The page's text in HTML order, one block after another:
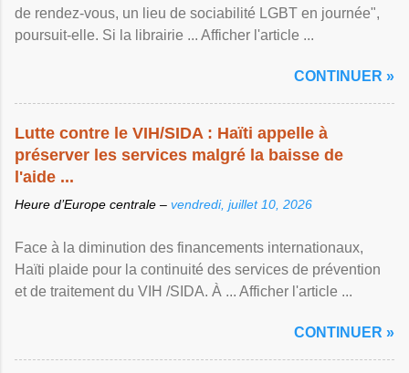
de rendez-vous, un lieu de sociabilité LGBT en journée",
poursuit-elle. Si la librairie ... Afficher l'article ...
CONTINUER »
Lutte contre le VIH/SIDA : Haïti appelle à
préserver les services malgré la baisse de
l'aide ...
Heure d’Europe centrale – vendredi, juillet 10, 2026
Face à la diminution des financements internationaux,
Haïti plaide pour la continuité des services de prévention
et de traitement du VIH /SIDA. À ... Afficher l'article ...
CONTINUER »